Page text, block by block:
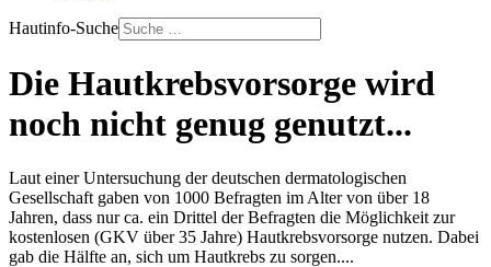
Hautinfo-Suche
Die Hautkrebsvorsorge wird
noch nicht genug genutzt...
Laut einer Untersuchung der deutschen dermatologischen
Gesellschaft gaben von 1000 Befragten im Alter von über 18
Jahren, dass nur ca. ein Drittel der Befragten die Möglichkeit zur
kostenlosen (GKV über 35 Jahre) Hautkrebsvorsorge nutzen. Dabei
gab die Hälfte an, sich um Hautkrebs zu sorgen....